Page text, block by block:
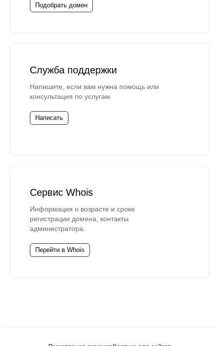
Подобрать домен
Служба поддержки
Напишите, если вам нужна помощь или
консультация по услугам.
Написать
Сервис Whois
Информация о возрасте и сроке
регистрации домена, контакты
администратора.
Перейти в Whois